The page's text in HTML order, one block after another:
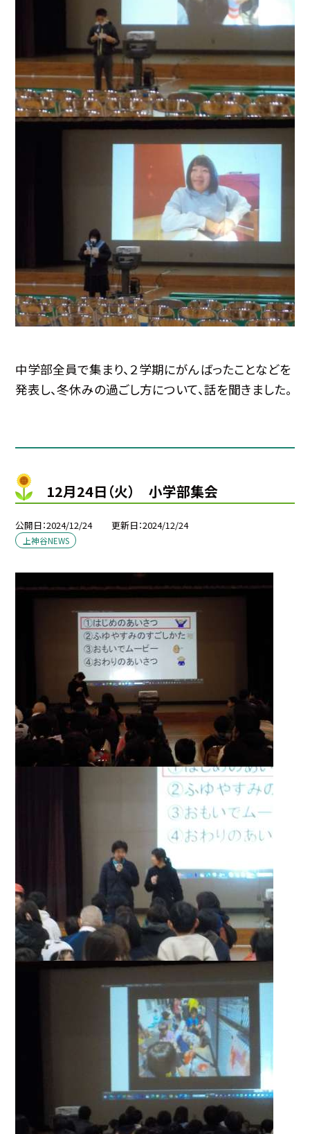
中学部全員で集まり、２学期にがんばったことなどを
発表し、冬休みの過ごし方について、話を聞きました。
12月24日（火） 小学部集会
公開日 2024/12/24 更新日 2024/12/24
上神谷NEWS